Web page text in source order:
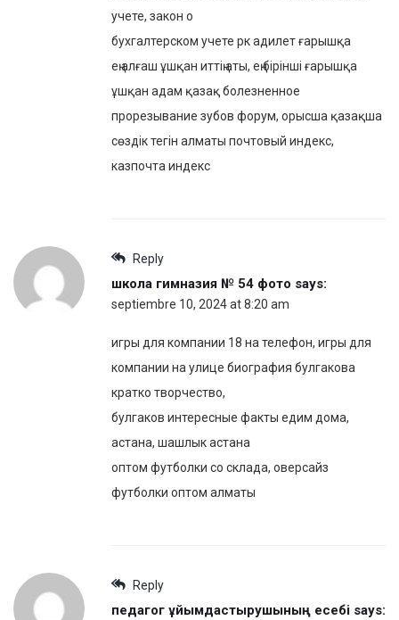
учете, закон о
бухгалтерском учете рк адилет ғарышқа
ең алғаш ұшқан иттің аты, ең бірінші ғарышқа
ұшқан адам қазақ болезненное
прорезывание зубов форум, орысша қазақша
сөздік тегін алматы почтовый индекс,
казпочта индекс
Reply
школа гимназия № 54 фото says:
septiembre 10, 2024 at 8:20 am
игры для компании 18 на телефон, игры для
компании на улице биография булгакова
кратко творчество,
булгаков интересные факты едим дома,
астана, шашлык астана
оптом футболки со склада, оверсайз
футболки оптом алматы
Reply
педагог ұйымдастырушының есебі says: